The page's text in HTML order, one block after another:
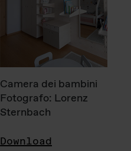
Camera dei bambini
Fotografo: Lorenz
Sternbach
Download